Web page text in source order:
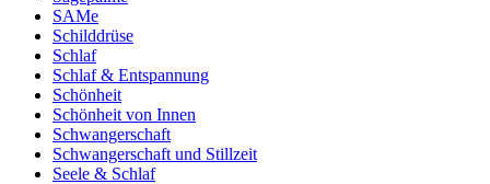
SAMe
Schilddrüse
Schlaf
Schlaf & Entspannung
Schönheit
Schönheit von Innen
Schwangerschaft
Schwangerschaft und Stillzeit
Seele & Schlaf